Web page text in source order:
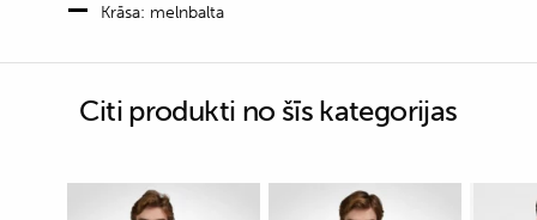
Krāsa: melnbalta
Citi produkti no šīs kategorijas